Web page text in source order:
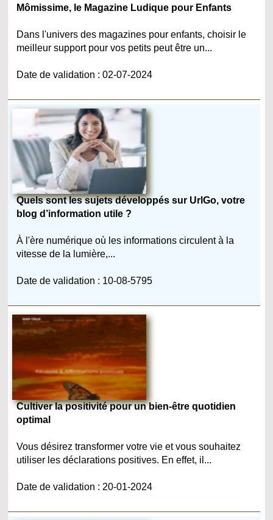
Mômissime, le Magazine Ludique pour Enfants
Dans l'univers des magazines pour enfants, choisir le
meilleur support pour vos petits peut être un...
Date de validation : 02-07-2024
Quels sont les sujets développés sur UrlGo, votre
blog d’information utile ?
À l'ère numérique où les informations circulent à la
vitesse de la lumière,...
Date de validation : 10-08-5795
Cultiver la positivité pour un bien-être quotidien
optimal
Vous désirez transformer votre vie et vous souhaitez
utiliser les déclarations positives. En effet, il...
Date de validation : 20-01-2024